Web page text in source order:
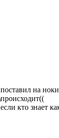
поставил на
происходит((
если кто знает